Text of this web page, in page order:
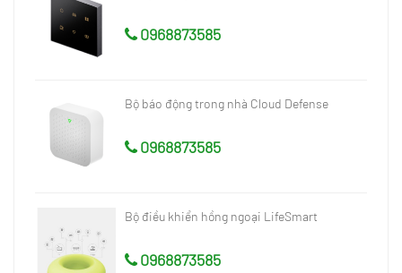
0968873585
Bộ báo động trong nhà Cloud Defense
0968873585
Bộ điều khiển hồng ngoại LifeSmart
0968873585